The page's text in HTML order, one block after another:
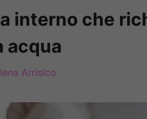
interno che
acqua
Arrisico